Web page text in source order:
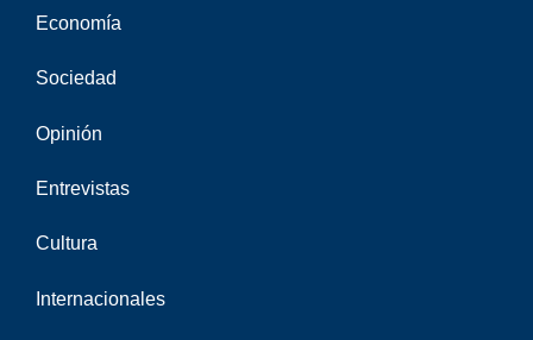
Economía
Sociedad
Opinión
Entrevistas
Cultura
Internacionales